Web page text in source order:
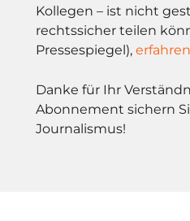
Kollegen – ist nicht
rechtssicher teilen
Pressespiegel),
Danke für Ihr
Abonnement sichern
Journalismus!